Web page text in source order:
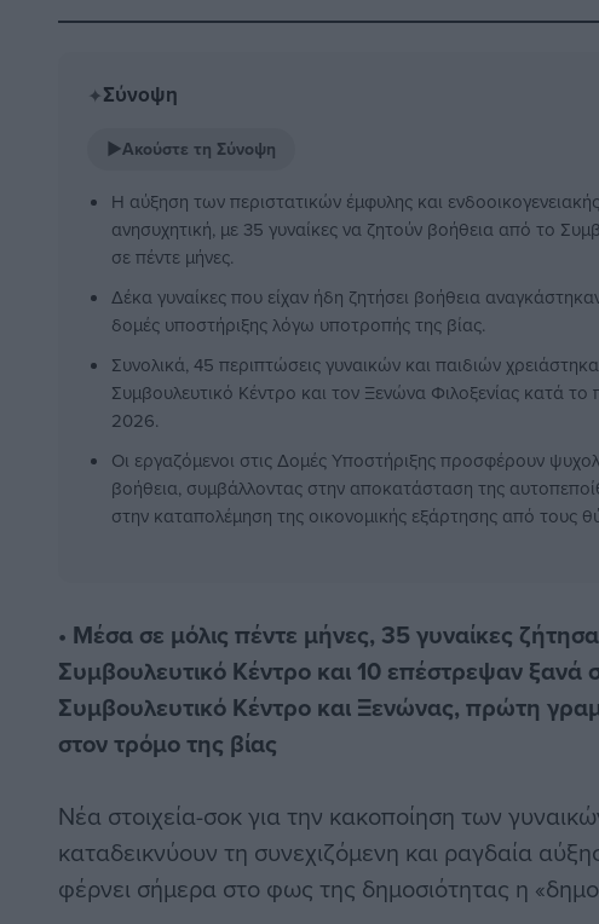
✦Σύνοψη
▶Ακούστε τη Σύνοψη
Η αύξηση των περιστατικών έμφυλης και
ανησυχητική, με 35 γυναίκες να ζητούν βοήθεια από το
σε πέντε μήνες.
Δέκα γυναίκες που είχαν ήδη ζητήσει βοήθεια
δομές υποστήριξης λόγω υποτροπής της βίας.
Συνολικά, 45 περιπτώσεις γυναικών και παιδιών
Συμβουλευτικό Κέντρο και τον Ξενώνα Φιλοξενίας κατά
2026.
Οι εργαζόμενοι στις Δομές Υποστήριξης προσφέρουν
βοήθεια, συμβάλλοντας στην αποκατάσταση της
στην καταπολέμηση της οικονομικής εξάρτησης από τους
• Μέσα σε μόλις πέντε μήνες, 35 γυναίκες
Συμβουλευτικό Κέντρο και 10 επέστρεψαν ξανά
Συμβουλευτικό Κέντρο και Ξενώνας, πρώτη
στον τρόμο της βίας
Νέα στοιχεία-σοκ για την κακοποίηση των
καταδεικνύουν τη συνεχιζόμενη και ραγδαία
φέρνει σήμερα στο φως της δημοσιότητας η